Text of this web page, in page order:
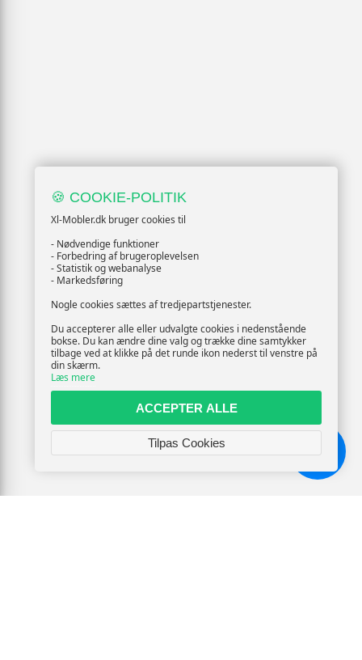
🍪 COOKIE-POLITIK
Xl-Mobler.dk bruger cookies til
- Nødvendige funktioner
- Forbedring af brugeroplevelsen
- Statistik og webanalyse
- Markedsføring
Nogle cookies sættes af tredjepartstjenester.
Du accepterer alle eller udvalgte cookies i nedenstående
bokse. Du kan ændre dine valg og trække dine samtykker
tilbage ved at klikke på det runde ikon nederst til venstre på
din skærm.
Læs mere
ACCEPTER ALLE
Tilpas Cookies